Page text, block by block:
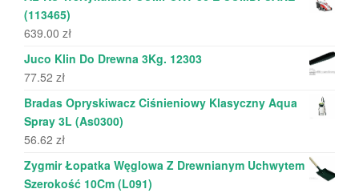
(113465)
639.00 zł
Juco Klin Do Drewna 3Kg. 12303
77.52 zł
Bradas Opryskiwacz Ciśnieniowy Klasyczny Aqua
Spray 3L (As0300)
56.62 zł
Zygmir Łopatka Węglowa Z Drewnianym Uchwytem
Szerokość 10Cm (L091)